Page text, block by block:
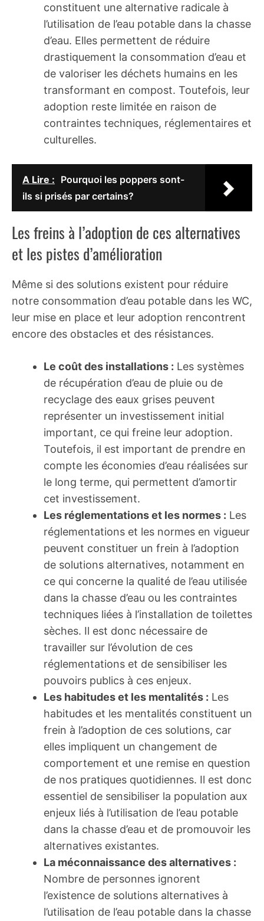
constituent une alternative radicale à
l’utilisation de l’eau potable dans la chasse
d’eau. Elles permettent de réduire
drastiquement la consommation d’eau et
de valoriser les déchets humains en les
transformant en compost. Toutefois, leur
adoption reste limitée en raison de
contraintes techniques, réglementaires et
culturelles.
A Lire : Pourquoi les poppers sont-
ils si prisés par certains?
Les freins à l’adoption de ces alternatives
et les pistes d’amélioration
Même si des solutions existent pour réduire
notre consommation d’eau potable dans les WC,
leur mise en place et leur adoption rencontrent
encore des obstacles et des résistances.
Le coût des installations : Les systèmes
de récupération d’eau de pluie ou de
recyclage des eaux grises peuvent
représenter un investissement initial
important, ce qui freine leur adoption.
Toutefois, il est important de prendre en
compte les économies d’eau réalisées sur
le long terme, qui permettent d’amortir
cet investissement.
Les réglementations et les normes : Les
réglementations et les normes en vigueur
peuvent constituer un frein à l’adoption
de solutions alternatives, notamment en
ce qui concerne la qualité de l’eau utilisée
dans la chasse d’eau ou les contraintes
techniques liées à l’installation de toilettes
sèches. Il est donc nécessaire de
travailler sur l’évolution de ces
réglementations et de sensibiliser les
pouvoirs publics à ces enjeux.
Les habitudes et les mentalités : Les
habitudes et les mentalités constituent un
frein à l’adoption de ces solutions, car
elles impliquent un changement de
comportement et une remise en question
de nos pratiques quotidiennes. Il est donc
essentiel de sensibiliser la population aux
enjeux liés à l’utilisation de l’eau potable
dans la chasse d’eau et de promouvoir les
alternatives existantes.
La méconnaissance des alternatives :
Nombre de personnes ignorent
l’existence de solutions alternatives à
l’utilisation de l’eau potable dans la chasse